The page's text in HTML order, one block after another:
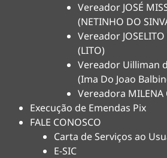
Vereador JOSÉ
(NETINHO DO
Vereador
(LITO)
Vereador Uilliman
(Ima Do Joao
Vereadora MILENA
Execução de Emendas Pix
FALE CONOSCO
Carta de Serviços ao
E-SIC